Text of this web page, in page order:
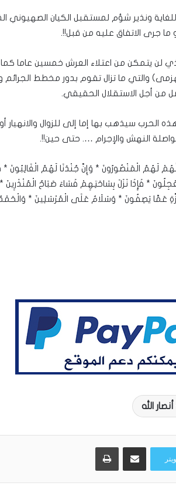
للغاية ونذير شؤم لمستقبل الكيان الصهيوني
ما جرى الاتفاق عليه من قبل!!.
يتمكن من اعتلاء العرش خمسين عاما كما
والتي ما تزال تقوم بدور مخطط الجرائم
من أجل الاستقلال الحقيقي.
الحرب سيذهب بها إما إلى للزوال والانهيار
النهش والإجرام …. حتى حين!!.
لَهُمُ الْمَنْصُورُونَ * وَإِنَّ جُنْدَنَا لَهُمُ
* فَإِذَا نَزَلَ بِسَاحَتِهِمْ فَسَاءَ صَبَاحُ
عَمَّا يَصِفُونَ * وَسَلَامٌ عَلَى الْمُرْسَلِينَ * وَالْحَمْدُ
الله
مشاركة عبر البريد طباعة